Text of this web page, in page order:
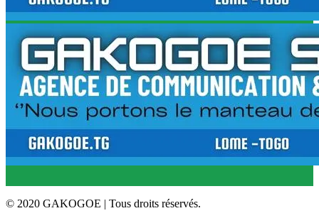
© 2020 GAKOGOE | Tous droits réservés.